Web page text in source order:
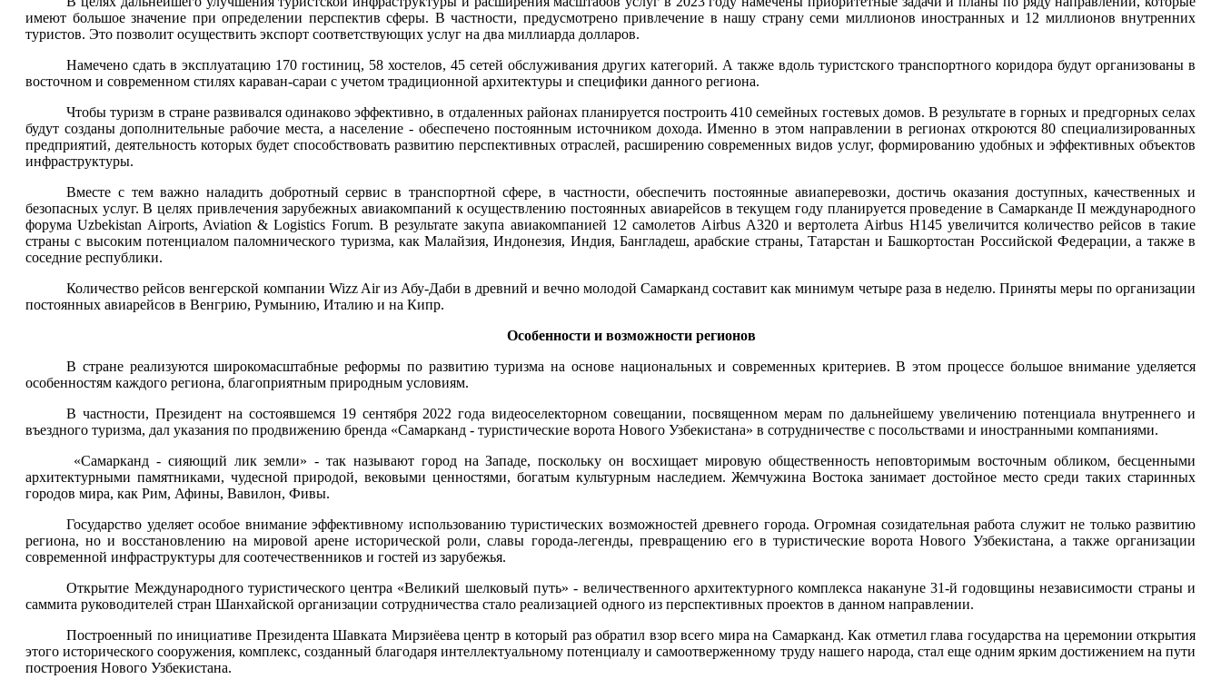
имеют большое значение при определении перспектив сферы. В частности, предусмотрено привлечение в нашу страну семи миллионов иностранных и 12 миллионов внутренних
туристов. Это позволит осуществить экспорт соответствующих услуг на два миллиарда долларов.
Намечено сдать в эксплуатацию 170 гостиниц, 58 хостелов, 45 сетей обслуживания других категорий. А также вдоль туристского транспортного коридора будут организованы в
восточном и современном стилях караван-сараи с учетом традиционной архитектуры и специфики данного региона.
Чтобы туризм в стране развивался одинаково эффективно, в отдаленных районах планируется построить 410 семейных гостевых домов. В результате в горных и предгорных селах
будут созданы дополнительные рабочие места, а население - обеспечено постоянным источником дохода. Именно в этом направлении в регионах откроются 80 специализированных
предприятий, деятельность которых будет способствовать развитию перспективных отраслей, расширению современных видов услуг, формированию удобных и эффективных объектов
инфраструктуры.
Вместе с тем важно наладить добротный сервис в транспортной сфере, в частности, обеспечить постоянные авиаперевозки, достичь оказания доступных, качественных и
безопасных услуг. В целях привлечения зарубежных авиакомпаний к осуществлению постоянных авиарейсов в текущем году планируется проведение в Самарканде II международного
форума Uzbekistan Airports, Aviation & Logistics Forum. В результате закупа авиакомпанией 12 самолетов Airbus A320 и вертолета Airbus H145 увеличится количество рейсов в такие
страны с высоким потенциалом паломнического туризма, как Малайзия, Индонезия, Индия, Бангладеш, арабские страны, Татарстан и Башкортостан Российской Федерации, а также в
соседние республики.
Количество рейсов венгерской компании Wizz Air из Абу-Даби в древний и вечно молодой Самарканд составит как минимум четыре раза в неделю. Приняты меры по организации
постоянных авиарейсов в Венгрию, Румынию, Италию и на Кипр.
Особенности и возможности регионов
В стране реализуются широкомасштабные реформы по развитию туризма на основе национальных и современных критериев. В этом процессе большое внимание уделяется
особенностям каждого региона, благоприятным природным условиям.
В частности, Президент на состоявшемся 19 сентября 2022 года видеоселекторном совещании, посвященном мерам по дальнейшему увеличению потенциала внутреннего и
въездного туризма, дал указания по продвижению бренда «Самарканд - туристические ворота Нового Узбекистана» в сотрудничестве с посольствами и иностранными компаниями.
«Самарканд - сияющий лик земли» - так называют город на Западе, поскольку он восхищает мировую общественность неповторимым восточным обликом, бесценными
архитектурными памятниками, чудесной природой, вековыми ценностями, богатым культурным наследием. Жемчужина Востока занимает достойное место среди таких старинных
городов мира, как Рим, Афины, Вавилон, Фивы.
Государство уделяет особое внимание эффективному использованию туристических возможностей древнего города. Огромная созидательная работа служит не только развитию
региона, но и восстановлению на мировой арене исторической роли, славы города-легенды, превращению его в туристические ворота Нового Узбекистана, а также организации
современной инфраструктуры для соотечественников и гостей из зарубежья.
Открытие Международного туристического центра «Великий шелковый путь» - величественного архитектурного комплекса накануне 31-й годовщины независимости страны и
саммита руководителей стран Шанхайской организации сотрудничества стало реализацией одного из перспективных проектов в данном направлении.
Построенный по инициативе Президента Шавката Мирзиёева центр в который раз обратил взор всего мира на Самарканд. Как отметил глава государства на церемонии открытия
этого исторического сооружения, комплекс, созданный благодаря интеллектуальному потенциалу и самоотверженному труду нашего народа, стал еще одним ярким достижением на пути
построения Нового Узбекистана.